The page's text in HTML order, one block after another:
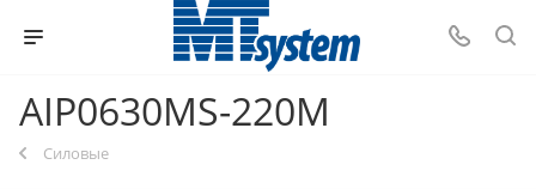
AIP0630MS-220M
Силовые